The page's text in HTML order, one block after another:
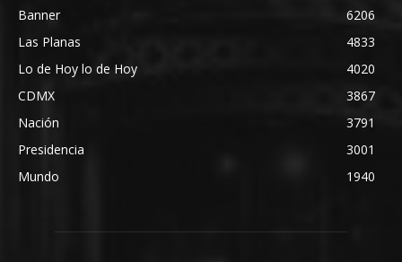
Banner
6206
Las Planas
4833
Lo de Hoy lo de Hoy
4020
CDMX
3867
Nación
3791
Presidencia
3001
Mundo
1940